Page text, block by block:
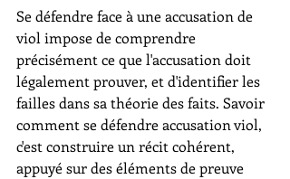
Se défendre face à une accusation de
viol impose de comprendre
précisément ce que l'accusation doit
légalement prouver, et d'identifier les
failles dans sa théorie des faits. Savoir
comment se défendre accusation viol,
c'est construire un récit cohérent,
appuyé sur des éléments de preuve